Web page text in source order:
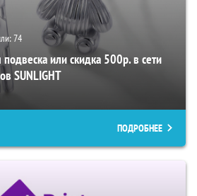
74
или скидка 500р. в сети
SUNLIGHT
ПОДРОБНЕЕ